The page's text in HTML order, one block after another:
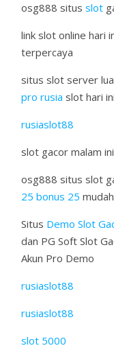
osg888 situs slot
link slot online hari
terpercaya
situs slot server
pro rusia slot hari ini
rusiaslot88
slot gacor malam ini
osg888 situs slot
25 bonus 25
Situs Demo Slot
dan PG Soft Slot
Akun Pro Demo
rusiaslot88
rusiaslot88
slot 5000